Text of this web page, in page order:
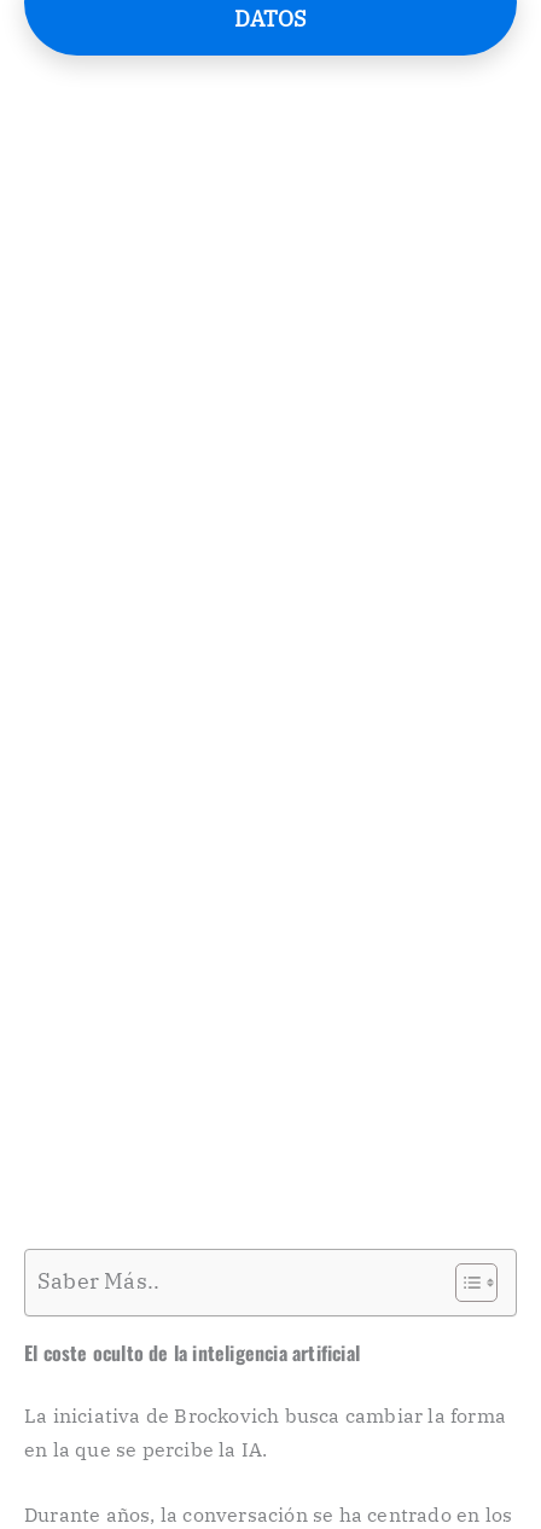
DATOS
Saber Más..
El coste oculto de la inteligencia artificial
La iniciativa de Brockovich busca cambiar la forma
en la que se percibe la IA.
Durante años, la conversación se ha centrado en los